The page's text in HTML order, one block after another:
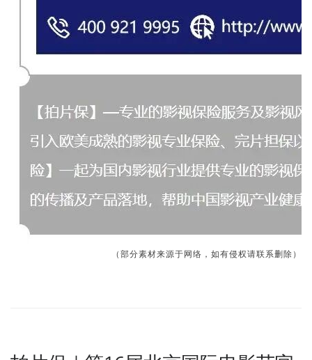
（部分素材来源于网络，如有侵权请联系删除）